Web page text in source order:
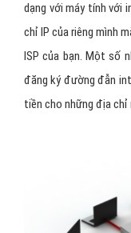
dạng với máy tính với
chỉ IP của riêng mình
ISP của bạn. Một số
đăng ký đường đẫn
tiền cho những địa chỉ